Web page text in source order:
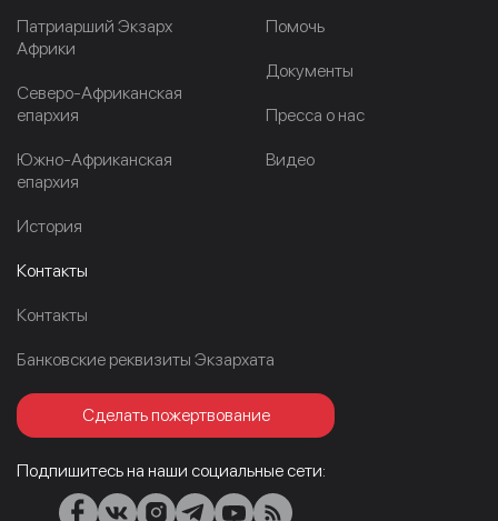
Патриарший Экзарх
Африки
Северо-Африканская
епархия
Южно-Африканская
епархия
История
Помочь
Документы
Пресса о нас
Видео
Контакты
Контакты
Банковские реквизиты Экзархата
Сделать пожертвование
Подпишитесь на наши социальные сети: